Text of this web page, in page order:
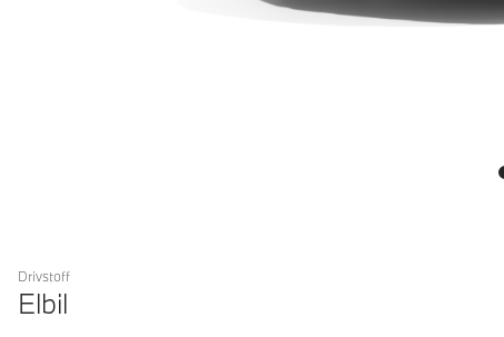
Drivstoff
Elbil